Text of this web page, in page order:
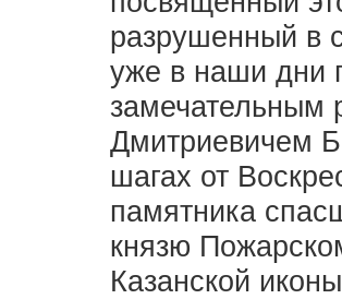
разрушенный в
уже в наши дни
замечательным
Дмитриевичем
шагах от
памятника
князю
Казанской